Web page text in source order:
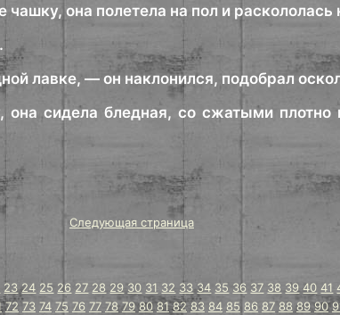
она полетела на пол и раскололась
лавке, — он наклонился, подобрал
она сидела бледная, со сжатыми
Следующая страница
23 24 25 26 27 28 29 30 31 32 33 34 35 36 37 38 39 40 41
72 73 74 75 76 77 78 79 80 81 82 83 84 85 86 87 88 89 90